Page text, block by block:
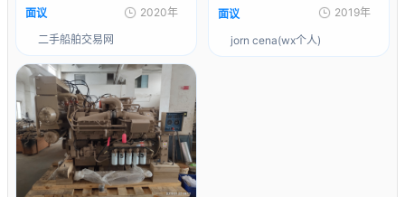
面议 2020年
二手船舶交易网
面议 2019年
jorn cena(wx个人)